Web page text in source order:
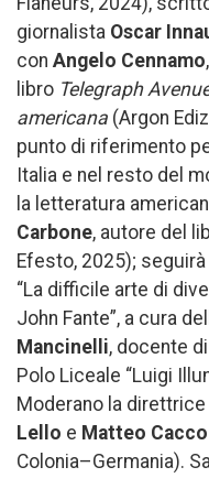
giornalista Oscar
con Angelo Cennamo
libro Telegraph
americana (Argon
punto di riferimento
Italia e nel resto del
la letteratura
Carbone, autore del
Efesto, 2025);
“La difficile arte di
John Fante”, a cura
Mancinelli, docente
Polo Liceale “Luigi
Moderano la direttrice
Lello e Matteo Cacco
Colonia–Germania).